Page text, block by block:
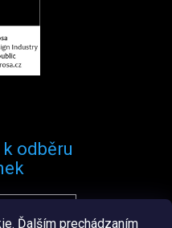
Ďalším prechádzaním
odběru